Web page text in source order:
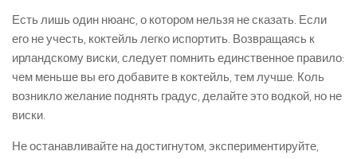
Есть лишь один нюанс, о котором нельзя не сказать. Если
его не учесть, коктейль легко испортить. Возвращаясь к
ирландскому виски, следует помнить единственное правило:
чем меньше вы его добавите в коктейль, тем лучше. Коль
возникло желание поднять градус, делайте это водкой, но не
виски.
Не останавливайте на достигнутом, экспериментируйте,